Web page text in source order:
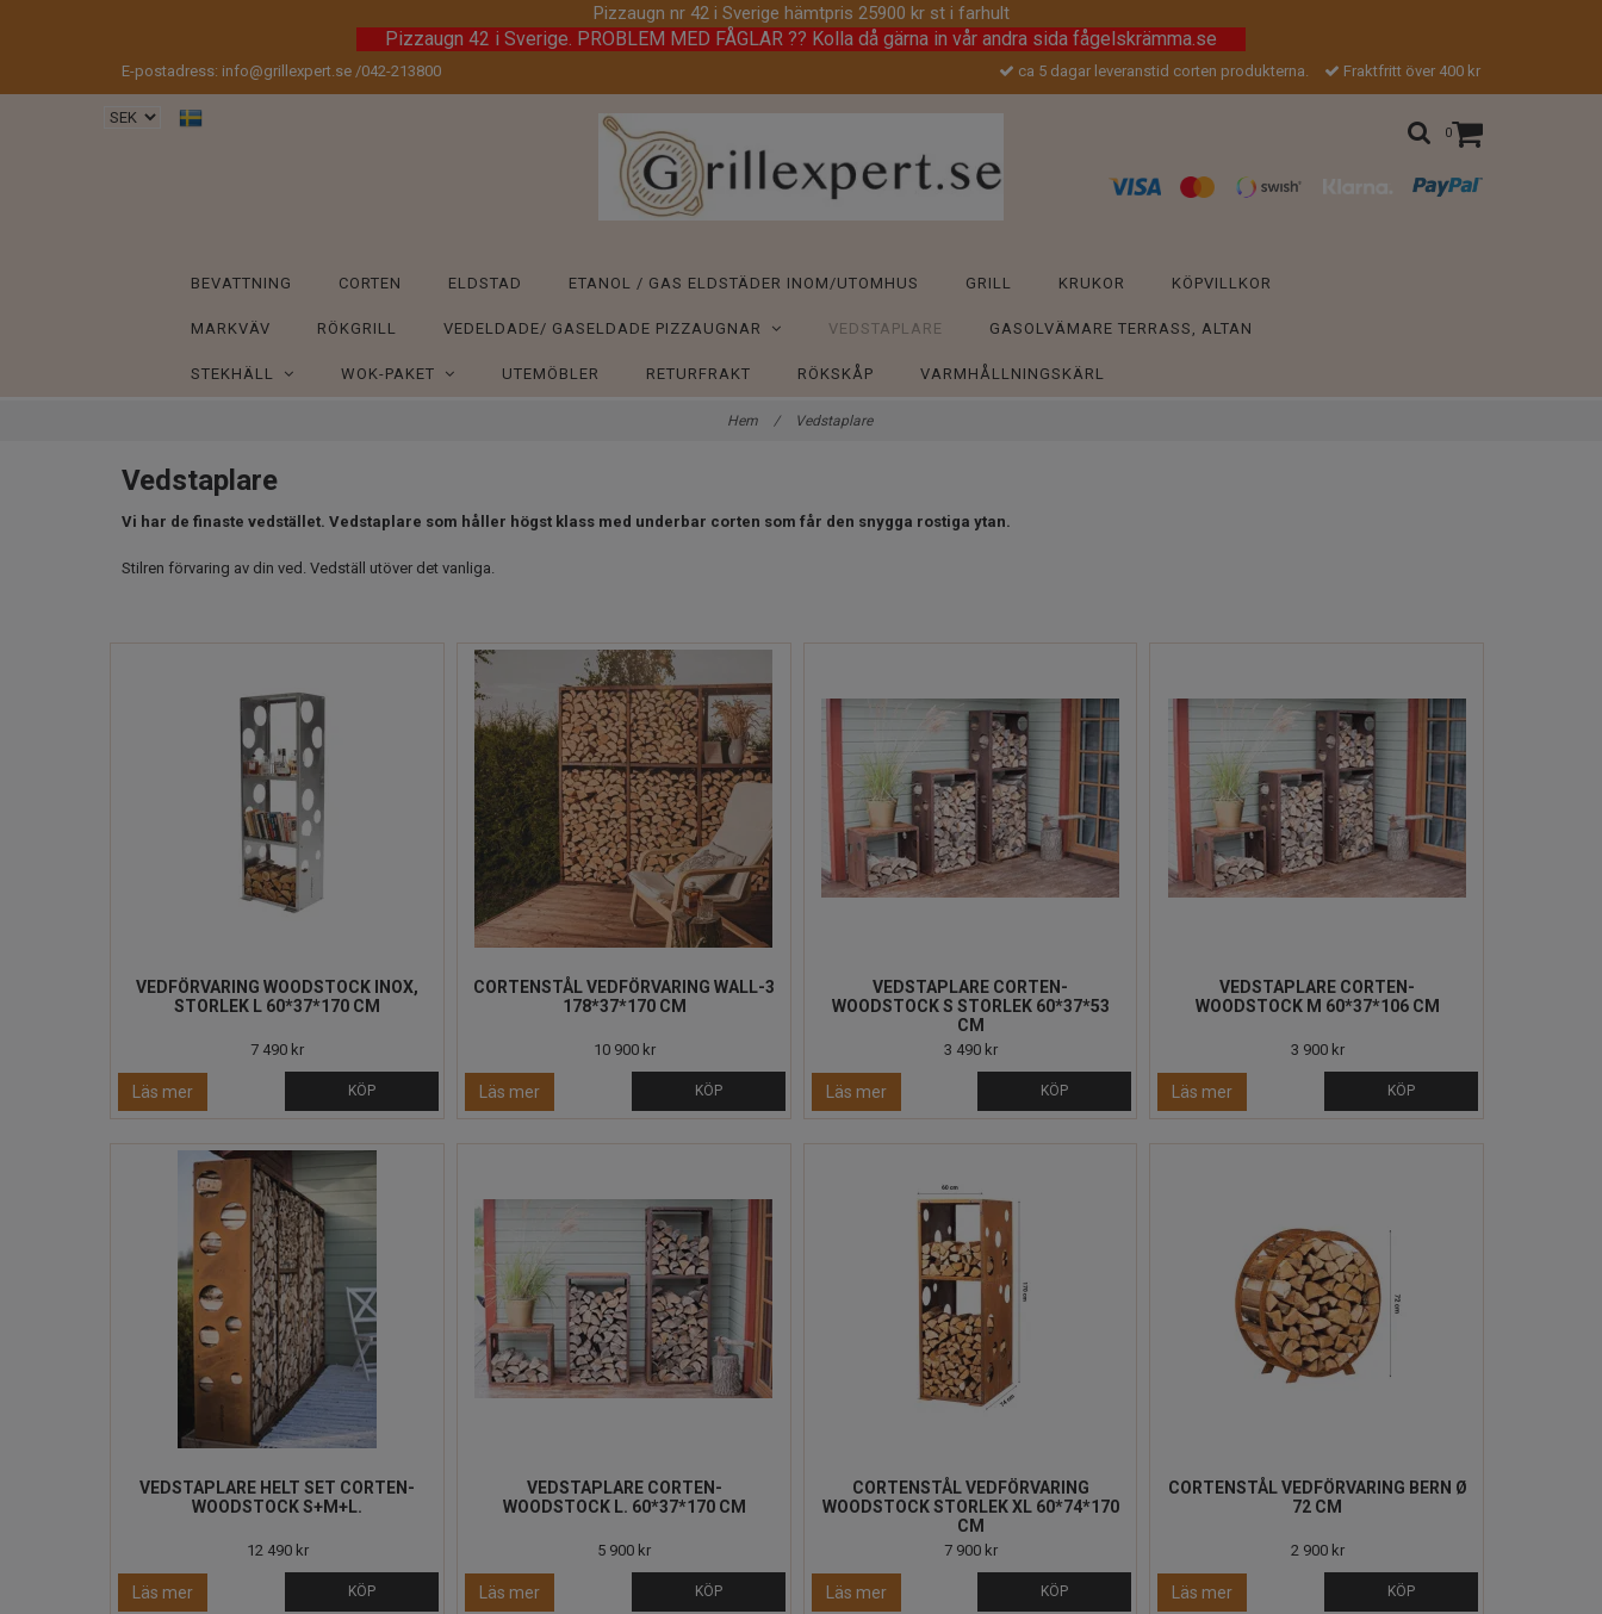
Pizzaugn nr 42 i Sverige hämtpris 25900 kr st i farhult
Pizzaugn 42 i Sverige. PROBLEM MED FÅGLAR ?? Kolla då gärna in vår andra sida fågelskrämma.se
E-postadress: info@grillexpert.se /042-213800 ca 5 dagar leveranstid corten produkterna. Fraktfritt över 400 kr
0
BEVATTNING CORTEN ELDSTAD ETANOL / GAS ELDSTÄDER INOM/UTOMHUS GRILL KRUKOR KÖPVILLKOR
MARKVÄV RÖKGRILL VEDELDADE/ GASELDADE PIZZAUGNAR VEDSTAPLARE GASOLVÄMARE TERRASS, ALTAN
STEKHÄLL WOK-PAKET UTEMÖBLER RETURFRAKT RÖKSKÅP VARMHÅLLNINGSKÄRL
Hem / Vedstaplare
Vedstaplare
Vi har de finaste vedstället. Vedstaplare som håller högst klass med underbar corten som får den snygga rostiga ytan.
Stilren förvaring av din ved. Vedställ utöver det vanliga.
VEDFÖRVARING WOODSTOCK INOX,
STORLEK L 60*37*170 CM
7 490 kr
Läs mer KÖP
CORTENSTÅL VEDFÖRVARING WALL-3
178*37*170 CM
10 900 kr
Läs mer KÖP
VEDSTAPLARE CORTEN-
WOODSTOCK S STORLEK 60*37*53
CM
3 490 kr
Läs mer KÖP
VEDSTAPLARE CORTEN-
WOODSTOCK M 60*37*106 CM
3 900 kr
Läs mer KÖP
VEDSTAPLARE HELT SET CORTEN-
WOODSTOCK S+M+L.
12 490 kr
Läs mer KÖP
VEDSTAPLARE CORTEN-
WOODSTOCK L. 60*37*170 CM
5 900 kr
Läs mer KÖP
CORTENSTÅL VEDFÖRVARING
WOODSTOCK STORLEK XL 60*74*170
CM
7 900 kr
Läs mer KÖP
CORTENSTÅL VEDFÖRVARING BERN Ø
72 CM
2 900 kr
Läs mer KÖP